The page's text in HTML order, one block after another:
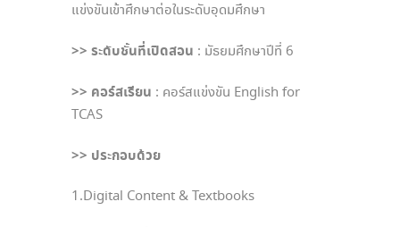
แข่งขันเข้าศึกษาต่อในระดับอุดมศึกษา
>> ระดับชั้นที่เปิดสอน : มัธยมศึกษาปีที่ 6
>> คอร์สเรียน : คอร์สแข่งขัน English for
TCAS
>> ประกอบด้วย
1.Digital Content & Textbooks